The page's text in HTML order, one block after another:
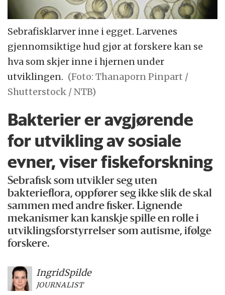
Sebrafisklarver inne i egget. Larvenes
gjennomsiktige hud gjør at forskere kan se
hva som skjer inne i hjernen under
utviklingen. (Foto: Thanaporn Pinpart /
Shutterstock / NTB)
Bakterier er avgjørende
for utvikling av sosiale
evner, viser fiskeforskning
Sebrafisk som utvikler seg uten
bakterieflora, oppfører seg ikke slik de skal
sammen med andre fisker. Lignende
mekanismer kankanskjespille en rolle i
utviklingsforstyrrelser som autisme, ifølge
forskere.
IngridSpilde
JOURNALIST